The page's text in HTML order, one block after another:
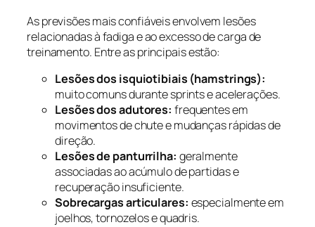
As previsões mais confiáveis envolvem lesões
relacionadas à fadiga e ao excesso de carga de
treinamento. Entre as principais estão:
Lesões dos isquiotibiais (hamstrings):
muito comuns durante sprints e acelerações.
Lesões dos adutores: frequentes em
movimentos de chute e mudanças rápidas de
direção.
Lesões de panturrilha: geralmente
associadas ao acúmulo de partidas e
recuperação insuficiente.
Sobrecargas articulares: especialmente em
joelhos, tornozelos e quadris.